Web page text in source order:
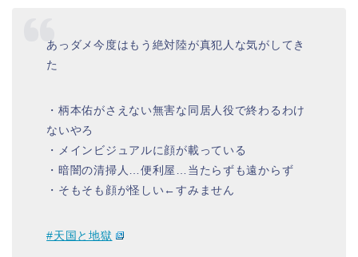
あっダメ今度はもう絶対陸が真犯人な気がしてき
た
・柄本佑がさえない無害な同居人役で終わるわけ
ないやろ
・メインビジュアルに顔が載っている
・暗闇の清掃人…便利屋…当たらずも遠からず
・そもそも顔が怪しい←すみません
#天国と地獄